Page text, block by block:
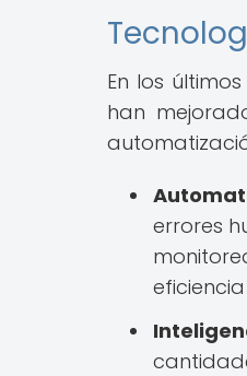
En los
han
errores